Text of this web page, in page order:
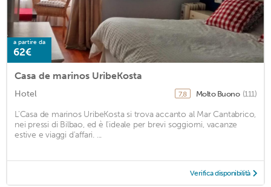
a partire da
62€
Casa de marinos UribeKosta
Hotel 7,8 Molto Buono (111)
L'Casa de marinos UribeKosta si trova accanto al Mar Cantabrico,
nei pressi di Bilbao, ed è l'ideale per brevi soggiorni, vacanze
estive e viaggi d'affari. ...
Verifica disponibilità